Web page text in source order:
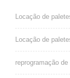
Locação de
Locação de
reprogramação